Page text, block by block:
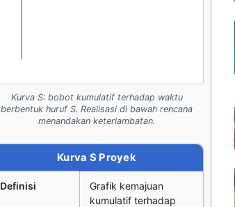
Kurva S: bobot kumulatif terhadap waktu
berbentuk huruf S. Realisasi di bawah rencana
menandakan keterlambatan.
Kurva S Proyek
Definisi
Grafik kemajuan
kumulatif terhadap